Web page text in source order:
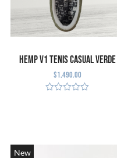
Hemp V1 Tenis Casual Verde
$1,490.00
New